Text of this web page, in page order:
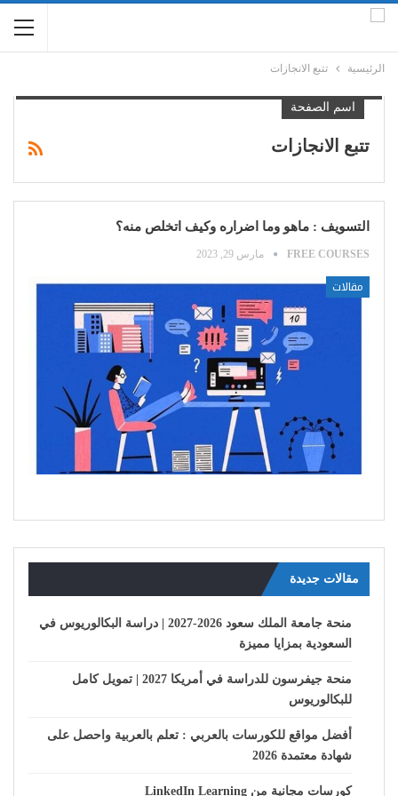
الرئيسية تتبع الانجازات
اسم الصفحة
تتبع الانجازات
التسويف : ماهو وما اضراره وكيف اتخلص منه؟
FREE COURSES مارس 29, 2023
مقالات
مقالات جديدة
منحة جامعة الملك سعود 2026-2027 | دراسة البكالوريوس في
السعودية بمزايا مميزة
منحة جيفرسون للدراسة في أمريكا 2027 | تمويل كامل
للبكالوريوس
أفضل مواقع للكورسات بالعربي : تعلم بالعربية واحصل على
شهادة معتمدة 2026
كورسات مجانية من LinkedIn Learning